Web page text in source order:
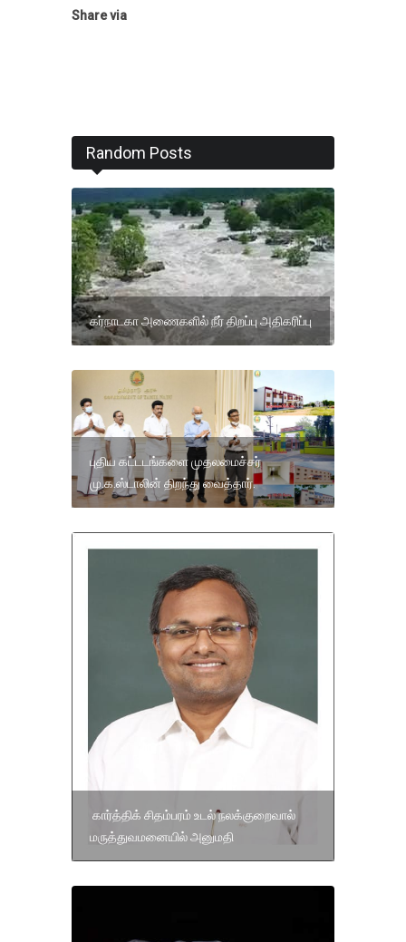
Share via
Random Posts
கர்நாடகா அணைகளில் நீர் திறப்பு அதிகரிப்பு
புதிய கட்டடங்களை முதலமைச்சர்
மு.க.ஸ்டாலின் திறந்து வைத்தார்.
கார்த்திக் சிதம்பரம் உடல் நலக்குறைவால்
மருத்துவமனையில் அனுமதி